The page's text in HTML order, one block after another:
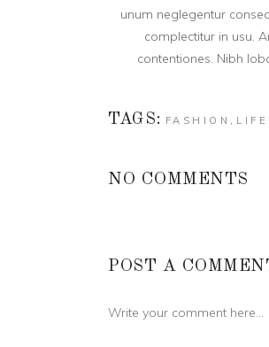
unum neglegentur
complectitur in usu.
contentiones. Nibh
TAGS: FASHION
NO COMMENTS
POST A